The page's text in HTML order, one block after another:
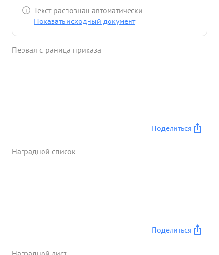
авиации противникан, чем обеспечил бесперебо
ную работу на мосту. В периоды форсирования Р.
реке ВИСЛА. энергичный офицер четко
Текст распознан автоматически
Показать исходный документ
Первая страница приказа
Поделиться
Наградной список
Поделиться
Наградной лист